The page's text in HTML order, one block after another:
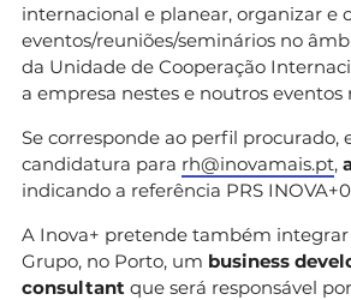
internacional e planear, organizar e
eventos/reuniões/seminários no
da Unidade de Cooperação
a empresa nestes e noutros eventos
Se corresponde ao perfil procurado,
candidatura para rh@inovamais.pt,
indicando a referência PRS
A Inova+ pretende também
Grupo, no Porto, um business
consultant que será responsável